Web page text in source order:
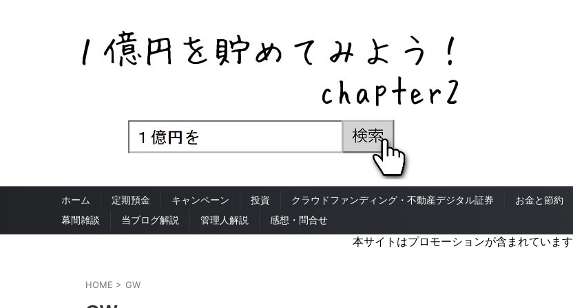
ホーム 定期預金 キャンペーン 投資 クラウドファンディング・不動産デジタル証券 お金と節約
幕間雑談
当ブログ解説 管理人解説 感想・問合せ
本サイトはプロモーションが含まれています
HOME > GW